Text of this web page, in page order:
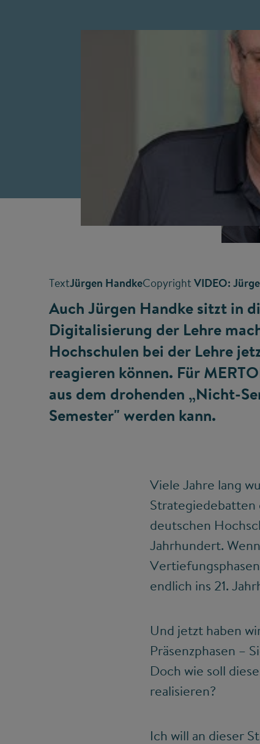
TextJürgen HandkeCopyright VIDEO:
Auch Jürgen Handke sitzt in
Digitalisierung der Lehre
Hochschulen bei der Lehre
reagieren können. Für
aus dem drohenden „Nicht-
Semester" werden kann.
Viele Jahre lang
Strategiedebatten
deutschen
Jahrhundert.
endlich ins 21.
Und jetzt haben
Präsenzphasen –
Doch wie soll
realisieren?
Ich will an dieser